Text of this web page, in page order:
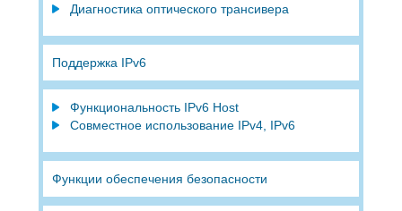
Диагностика оптического трансивера
Поддержка IPv6
Функциональность IPv6 Host
Совместное использование IPv4, IРv6
Функции обеспечения безопасности